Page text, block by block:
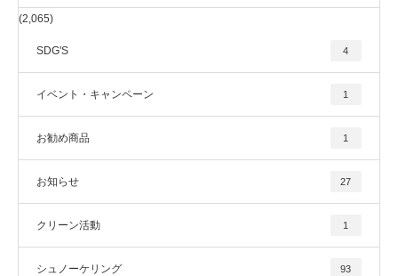
(2,065)
SDG'S 4
イベント・キャンペーン 1
お勧め商品 1
お知らせ 27
クリーン活動 1
シュノーケリング 93